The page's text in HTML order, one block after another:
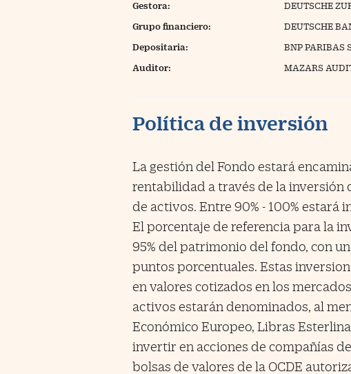
Gestora: DEUTSCHE
Grupo financiero: DEUTSCHE
Depositaria: BNP PARIBAS
Auditor: MAZARS
Política de inversión
La gestión del Fondo estará
rentabilidad a través de la inversión
de activos. Entre 90% - 100% estará
El porcentaje de referencia para la
95% del patrimonio del fondo, con
puntos porcentuales. Estas
en valores cotizados en los
activos estarán denominados, al
Económico Europeo, Libras
invertir en acciones de compañías
bolsas de valores de la OCDE